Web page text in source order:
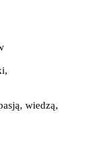
wiedzą,